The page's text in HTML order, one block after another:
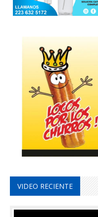
VIDEO RECIENTE